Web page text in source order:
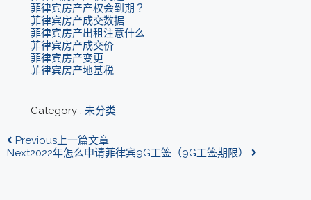
菲律宾房产产权会到期？
菲律宾房产成交数据
菲律宾房产出租注意什么
菲律宾房产成交价
菲律宾房产变更
菲律宾房产地基税
Category : 未分类
Previous上一篇文章
Next2022年怎么申请菲律宾9G工签（9G工签期限）